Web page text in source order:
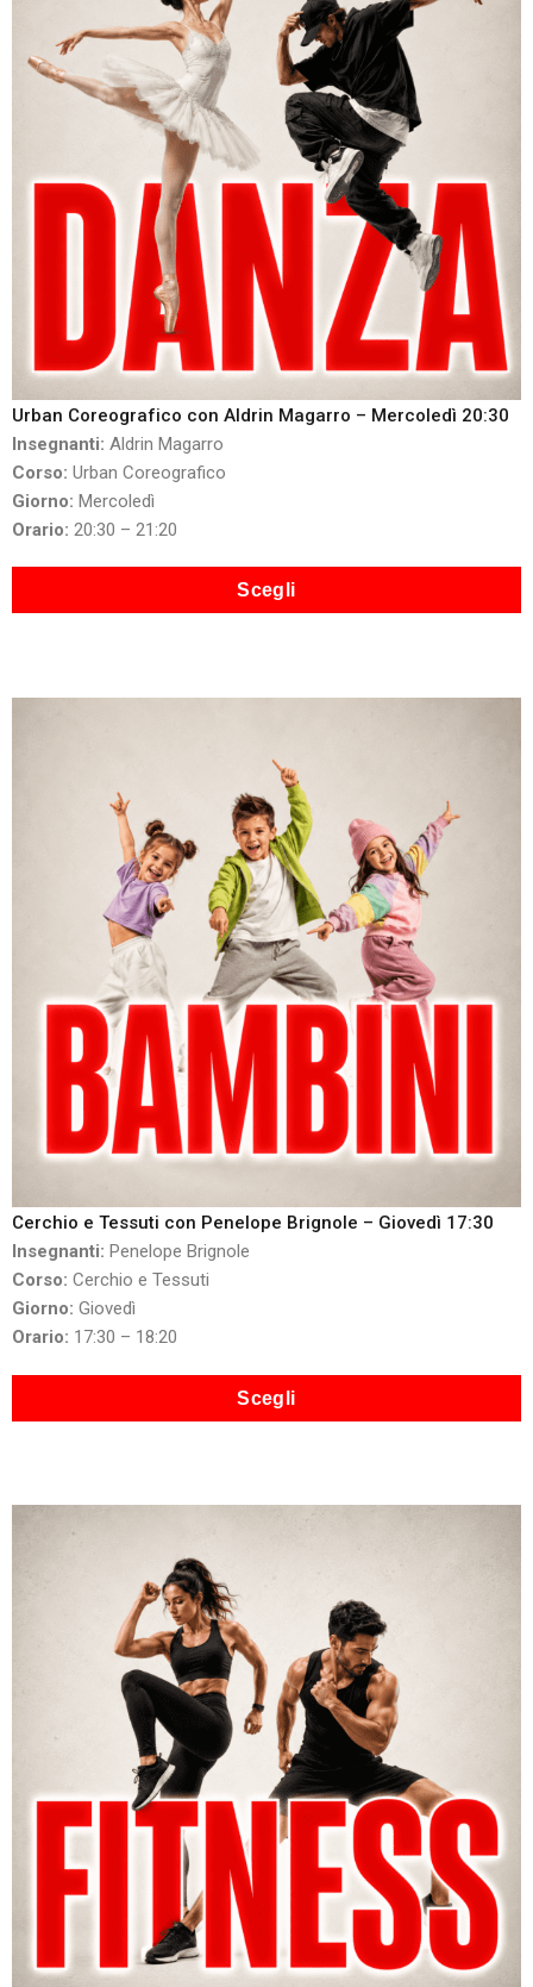
Urban Coreografico con Aldrin Magarro – Mercoledì 20:30
Insegnanti: Aldrin Magarro
Corso: Urban Coreografico
Giorno: Mercoledì
Orario: 20:30 – 21:20
Scegli
Cerchio e Tessuti con Penelope Brignole – Giovedì 17:30
Insegnanti: Penelope Brignole
Corso: Cerchio e Tessuti
Giorno: Giovedì
Orario: 17:30 – 18:20
Scegli